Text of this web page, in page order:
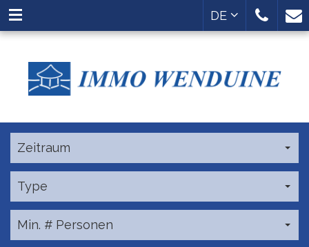
DE
Zeitraum
Type
Min. # Personen